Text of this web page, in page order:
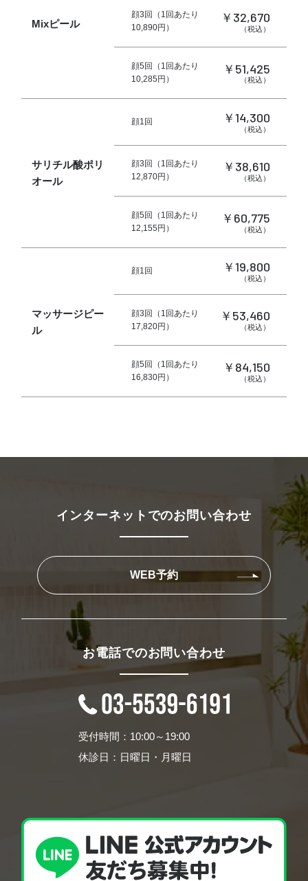
Mixピール
顔3回（1回あたり
10,890円）
￥32,670
（税込）
顔5回（1回あたり
10,285円）
￥51,425
（税込）
サリチル酸ポリ
オール
顔1回 ￥14,300
（税込）
顔3回（1回あたり
12,870円）
￥38,610
（税込）
顔5回（1回あたり
12,155円）
￥60,775
（税込）
マッサージピー
ル
顔1回 ￥19,800
（税込）
顔3回（1回あたり
17,820円）
￥53,460
（税込）
顔5回（1回あたり
16,830円）
￥84,150
（税込）
インターネットでのお問い合わせ
WEB予約
お電話でのお問い合わせ
受付時間：10:00～19:00
休診日：日曜日・月曜日